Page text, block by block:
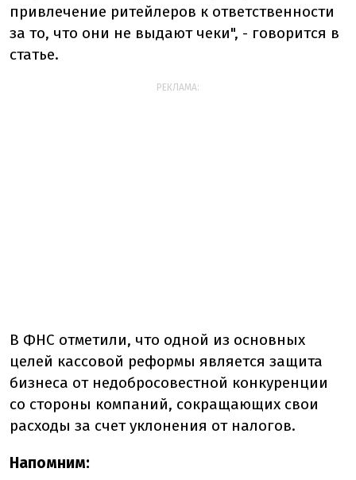
привлечение ритейлеров к ответственности
за то, что они не выдают чеки", - говорится в
статье.
РЕКЛАМА:
В ФНС отметили, что одной из основных
целей кассовой реформы является защита
бизнеса от недобросовестной конкуренции
со стороны компаний, сокращающих свои
расходы за счет уклонения от налогов.
Напомним: